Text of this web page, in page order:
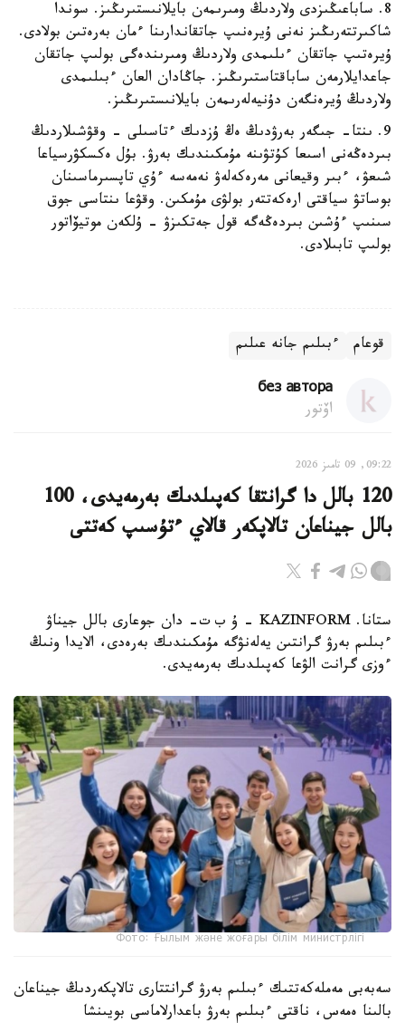
8. ساباعىڭىزدى ولاردىڭ ومىرىمەن بايلانىستىرىڭىز. سوندا
شاكىرتتەرىڭىز نەنى ۇيرەنىپ جاتقاندارىنا ءمان بەرەتىن بولادى.
ۇيرەتىپ جاتقان ءىلىمدى ولاردىڭ ومىرىندەگى بولىپ جاتقان
جاعدايلارمەن ساباقتاستىرىڭىز. جاڭادان العان ءبىلىمدى
ولاردىڭ ۇيرەنگەن دۇنيەلەرىمەن بايلانىستىرىڭىز.
9. ىنتا- جىگەر بەرۋدىڭ ەڭ ۇزدىك ءتاسىلى - وقۋشىلاردىڭ
بىردەڭەنى اسىعا كۇتۋىنە مۇمكىندىك بەرۋ. بۇل ەكسكۋرسياعا
شىعۋ، ءبىر وقيعانى مەرەكەلەۋ نەمەسە ءۇي تاپسىرماسىنان
بوساتۋ سياقتى ارەكەتتەر بولۋى مۇمكىن. وقۋعا ىنتاسى جوق
سىنىپ ءۇشىن بىردەڭەگە قول جەتكىزۋ - ۇلكەن موتيۆاتور
بولىپ تابىلادى.
قوعام ءبىلىم جانە عىلىم
без автора
اۆتور
09:22, 09 تامىز 2026
120 بالل دا گرانتقا كەپىلدىك بەرمەيدى، 100
بالل جيناعان تالاپكەر قالاي ءتۇسىپ كەتتى
ستانا. KAZINFORM – ۇ ب ت- دان جوعارى بالل جيناۋ
ءبىلىم بەرۋ گرانتىن يەلەنۋگە مۇمكىندىك بەرەدى، الايدا ونىڭ
ءوزى گرانت الۋعا كەپىلدىك بەرمەيدى.
Фото: Ғылым және жоғары білім министрлігі
سەبەبى مەملەكەتتىك ءبىلىم بەرۋ گرانتتارى تالاپكەردىڭ جيناعان
بالىنا ەمەس، ناقتى ءبىلىم بەرۋ باعدارلاماسى بويىنشا